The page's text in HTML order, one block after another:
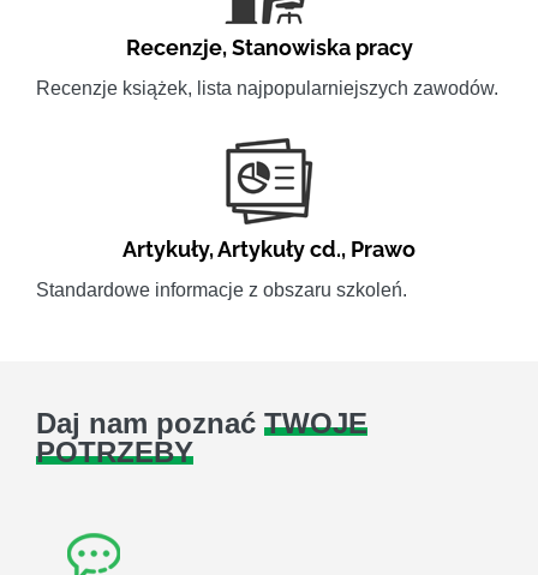
Recenzje,Stanowiska pracy
Recenzje książek, lista najpopularniejszych zawodów.
Artykuły,Artykuły cd., Prawo
Standardowe informacje z obszaru szkoleń.
Daj nam poznać TWOJE
POTRZEBY